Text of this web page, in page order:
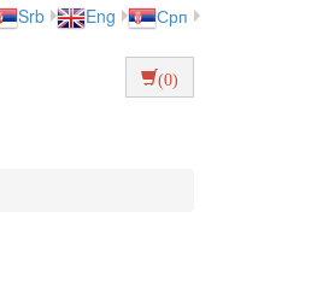
Srb Eng Срп
(0)